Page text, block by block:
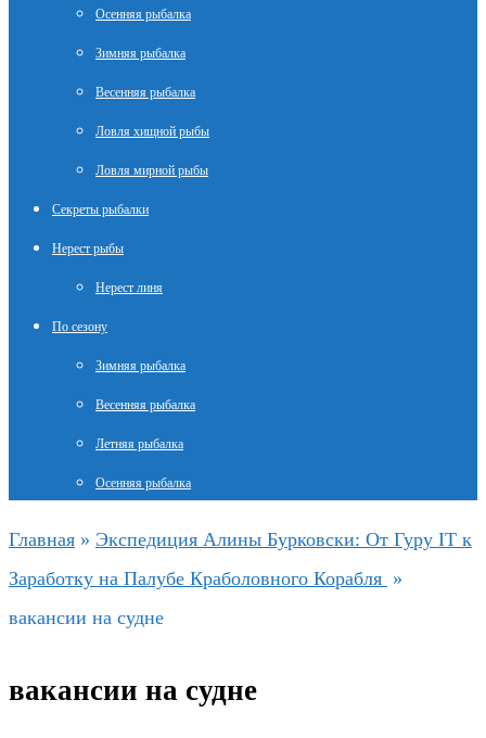
Осенняя рыбалка
Зимняя рыбалка
Весенняя рыбалка
Ловля хищной рыбы
Ловля мирной рыбы
Секреты рыбалки
Нерест рыбы
Нерест линя
По сезону
Зимняя рыбалка
Весенняя рыбалка
Летняя рыбалка
Осенняя рыбалка
Главная » Экспедиция Алины Бурковски: От Гуру IT к
Заработку на Палубе Краболовного Корабля »
вакансии на судне
вакансии на судне